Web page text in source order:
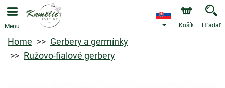
Menu Košík Hľadať
Home
Gerbery a germínky
Ružovo-fialové gerbery